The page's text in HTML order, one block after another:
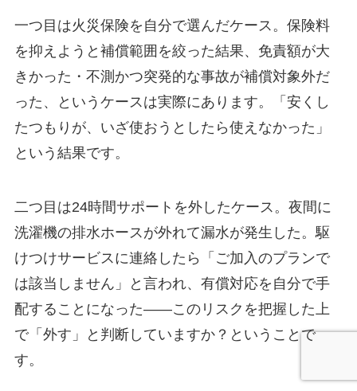
一つ目は火災保険を自分で選んだケース。保険料
を抑えようと補償範囲を絞った結果、免責額が大
きかった・不測かつ突発的な事故が補償対象外だ
った、というケースは実際にあります。「安くし
たつもりが、いざ使おうとしたら使えなかった」
という結果です。
二つ目は24時間サポートを外したケース。夜間に
洗濯機の排水ホースが外れて漏水が発生した。駆
けつけサービスに連絡したら「ご加入のプランで
は該当しません」と言われ、有償対応を自分で手
配することになった——このリスクを把握した上
で「外す」と判断していますか？ということで
す。